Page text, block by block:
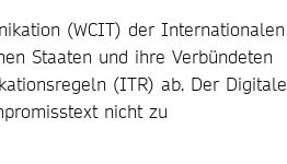
(WCIT) der Internationalen
Staaten und ihre Verbündeten
(ITR) ab. Der Digitale
nicht zu